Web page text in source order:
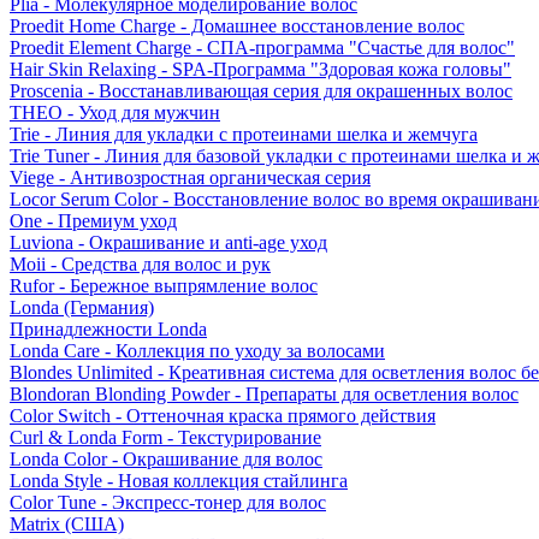
Plia - Молекулярное моделирование волос
Proedit Home Charge - Домашнее восстановление волос
Proedit Element Charge - СПА-программа "Счастье для волос"
Hair Skin Relaxing - SPA-Программа "Здоровая кожа головы"
Proscenia - Восстанавливающая серия для окрашенных волос
THEO - Уход для мужчин
Trie - Линия для укладки с протеинами шелка и жемчуга
Trie Tuner - Линия для базовой укладки с протеинами шелка и
Viege - Антивозростная органическая серия
Locor Serum Color - Восстановление волос во время
One - Премиум уход
Luviona - Окрашивание и anti-age уход
Moii - Средства для волос и рук
Rufor - Бережное выпрямление волос
Londa (Германия)
Принадлежности Londa
Londa Care - Коллекция по уходу за волосами
Blondes Unlimited - Креативная система для осветления волос
Blondoran Blonding Powder - Препараты для осветления волос
Color Switch - Оттеночная краска прямого действия
Curl & Londa Form - Текстурирование
Londa Color - Окрашивание для волос
Londa Style - Новая коллекция стайлинга
Color Tune - Экспресс-тонер для волос
Matrix (США)